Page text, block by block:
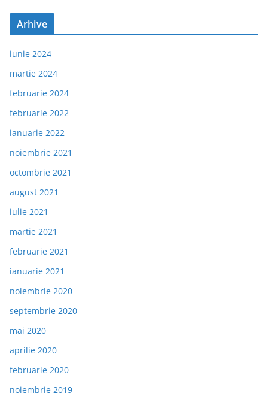
Arhive
iunie 2024
martie 2024
februarie 2024
februarie 2022
ianuarie 2022
noiembrie 2021
octombrie 2021
august 2021
iulie 2021
martie 2021
februarie 2021
ianuarie 2021
noiembrie 2020
septembrie 2020
mai 2020
aprilie 2020
februarie 2020
noiembrie 2019